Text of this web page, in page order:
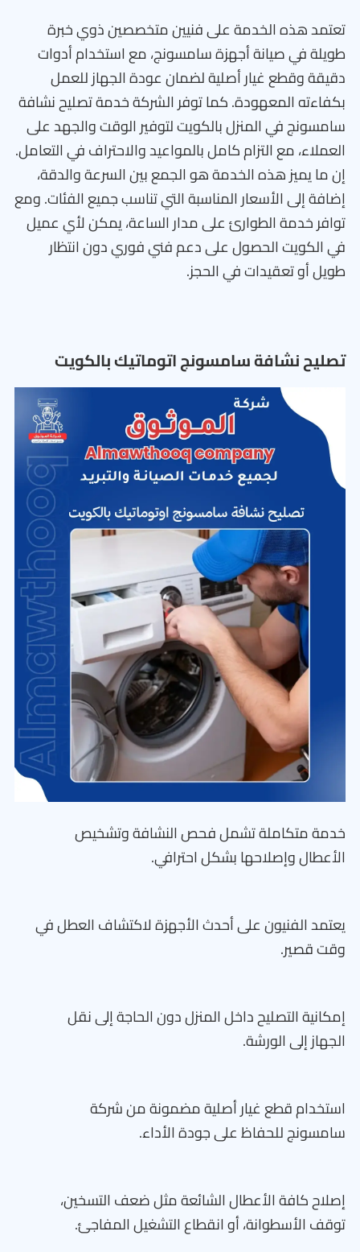
تعتمد هذه الخدمة على فنيين متخصصين ذوي خبرة
طويلة في صيانة أجهزة سامسونج، مع استخدام أدوات
دقيقة وقطع غيار أصلية لضمان عودة الجهاز للعمل
بكفاءته المعهودة. كما توفر الشركة خدمة تصليح نشافة
سامسونج في المنزل بالكويت لتوفير الوقت والجهد على
العملاء، مع التزام كامل بالمواعيد والاحتراف في التعامل.
إن ما يميز هذه الخدمة هو الجمع بين السرعة والدقة،
إضافة إلى الأسعار المناسبة التي تناسب جميع الفئات. ومع
توافر خدمة الطوارئ على مدار الساعة، يمكن لأي عميل
في الكويت الحصول على دعم فني فوري دون انتظار
طويل أو تعقيدات في الحجز.
تصليح نشافة سامسونج اتوماتيك بالكويت
خدمة متكاملة تشمل فحص النشافة وتشخيص
الأعطال وإصلاحها بشكل احترافي.
يعتمد الفنيون على أحدث الأجهزة لاكتشاف العطل في
وقت قصير.
إمكانية التصليح داخل المنزل دون الحاجة إلى نقل
الجهاز إلى الورشة.
استخدام قطع غيار أصلية مضمونة من شركة
سامسونج للحفاظ على جودة الأداء.
إصلاح كافة الأعطال الشائعة مثل ضعف التسخين،
توقف الأسطوانة، أو انقطاع التشغيل المفاجئ.